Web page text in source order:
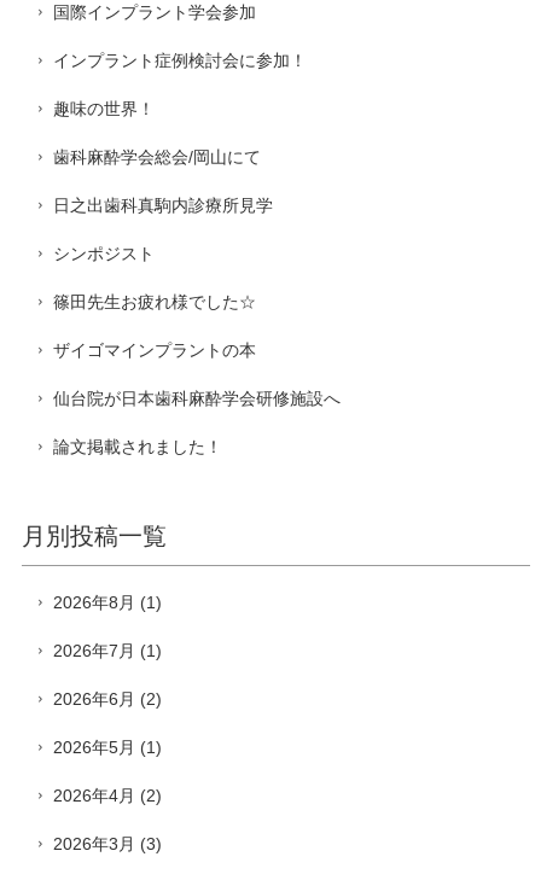
国際インプラント学会参加
インプラント症例検討会に参加！
趣味の世界！
歯科麻酔学会総会/岡山にて
日之出歯科真駒内診療所見学
シンポジスト
篠田先生お疲れ様でした☆
ザイゴマインプラントの本
仙台院が日本歯科麻酔学会研修施設へ
論文掲載されました！
月別投稿一覧
2026年8月 (1)
2026年7月 (1)
2026年6月 (2)
2026年5月 (1)
2026年4月 (2)
2026年3月 (3)